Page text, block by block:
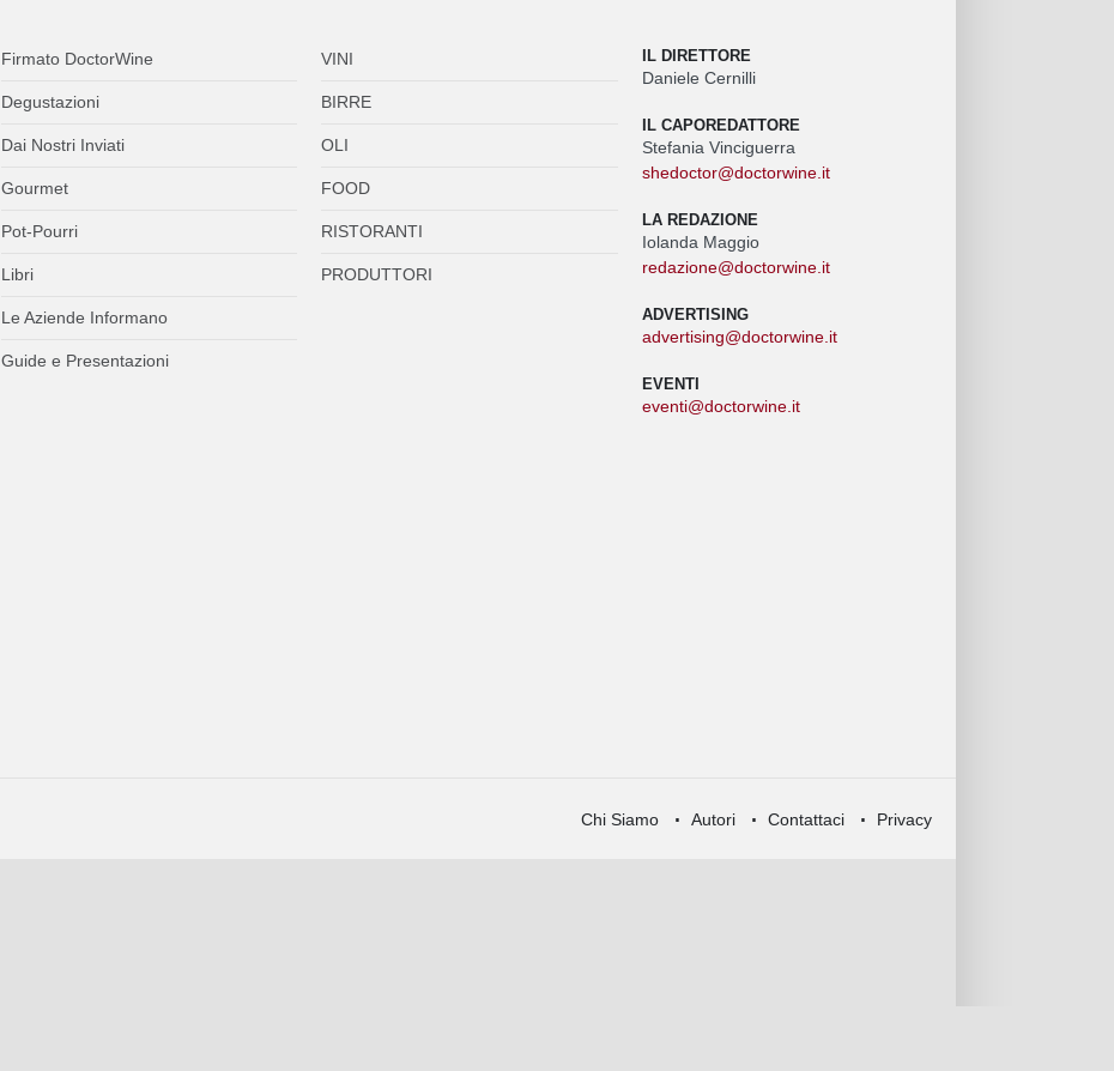
Firmato DoctorWine
Degustazioni
Dai Nostri Inviati
Gourmet
Pot-Pourri
Libri
Le Aziende Informano
Guide e Presentazioni
VINI
BIRRE
OLI
FOOD
RISTORANTI
PRODUTTORI
IL DIRETTORE
Daniele Cernilli
IL CAPOREDATTORE
Stefania Vinciguerra
shedoctor@doctorwine.it
LA REDAZIONE
Iolanda Maggio
redazione@doctorwine.it
ADVERTISING
advertising@doctorwine.it
EVENTI
eventi@doctorwine.it
Chi Siamo Autori Contattaci Privacy